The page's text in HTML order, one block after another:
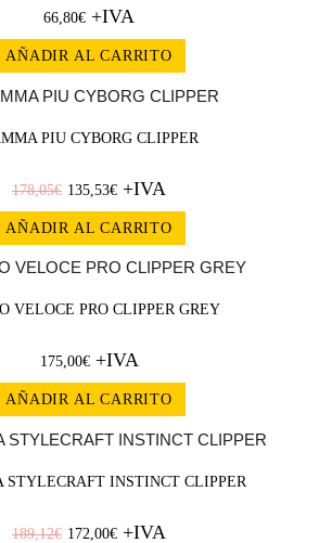
66,80€ +IVA
AÑADIR AL CARRITO
PIU CYBORG CLIPPER
178,05€ 135,53€ +IVA
AÑADIR AL CARRITO
VELOCE PRO CLIPPER GREY
175,00€+IVA
AÑADIR AL CARRITO
STYLECRAFT INSTINCT CLIPPER
189,12€ 172,00€ +IVA